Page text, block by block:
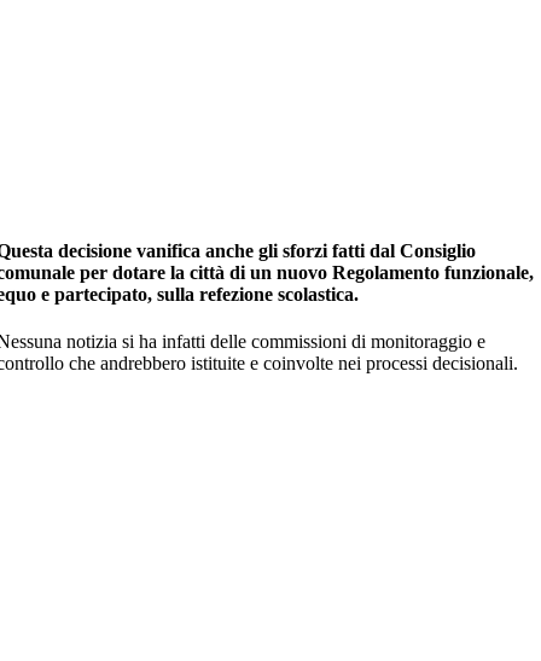
decisione vanifica anche gli sforzi fatti dal Consiglio
per dotare la città di un nuovo Regolamento funzionale,
e partecipato, sulla refezione scolastica.
notizia si ha infatti delle commissioni di monitoraggio e
che andrebbero istituite e coinvolte nei processi decisionali.